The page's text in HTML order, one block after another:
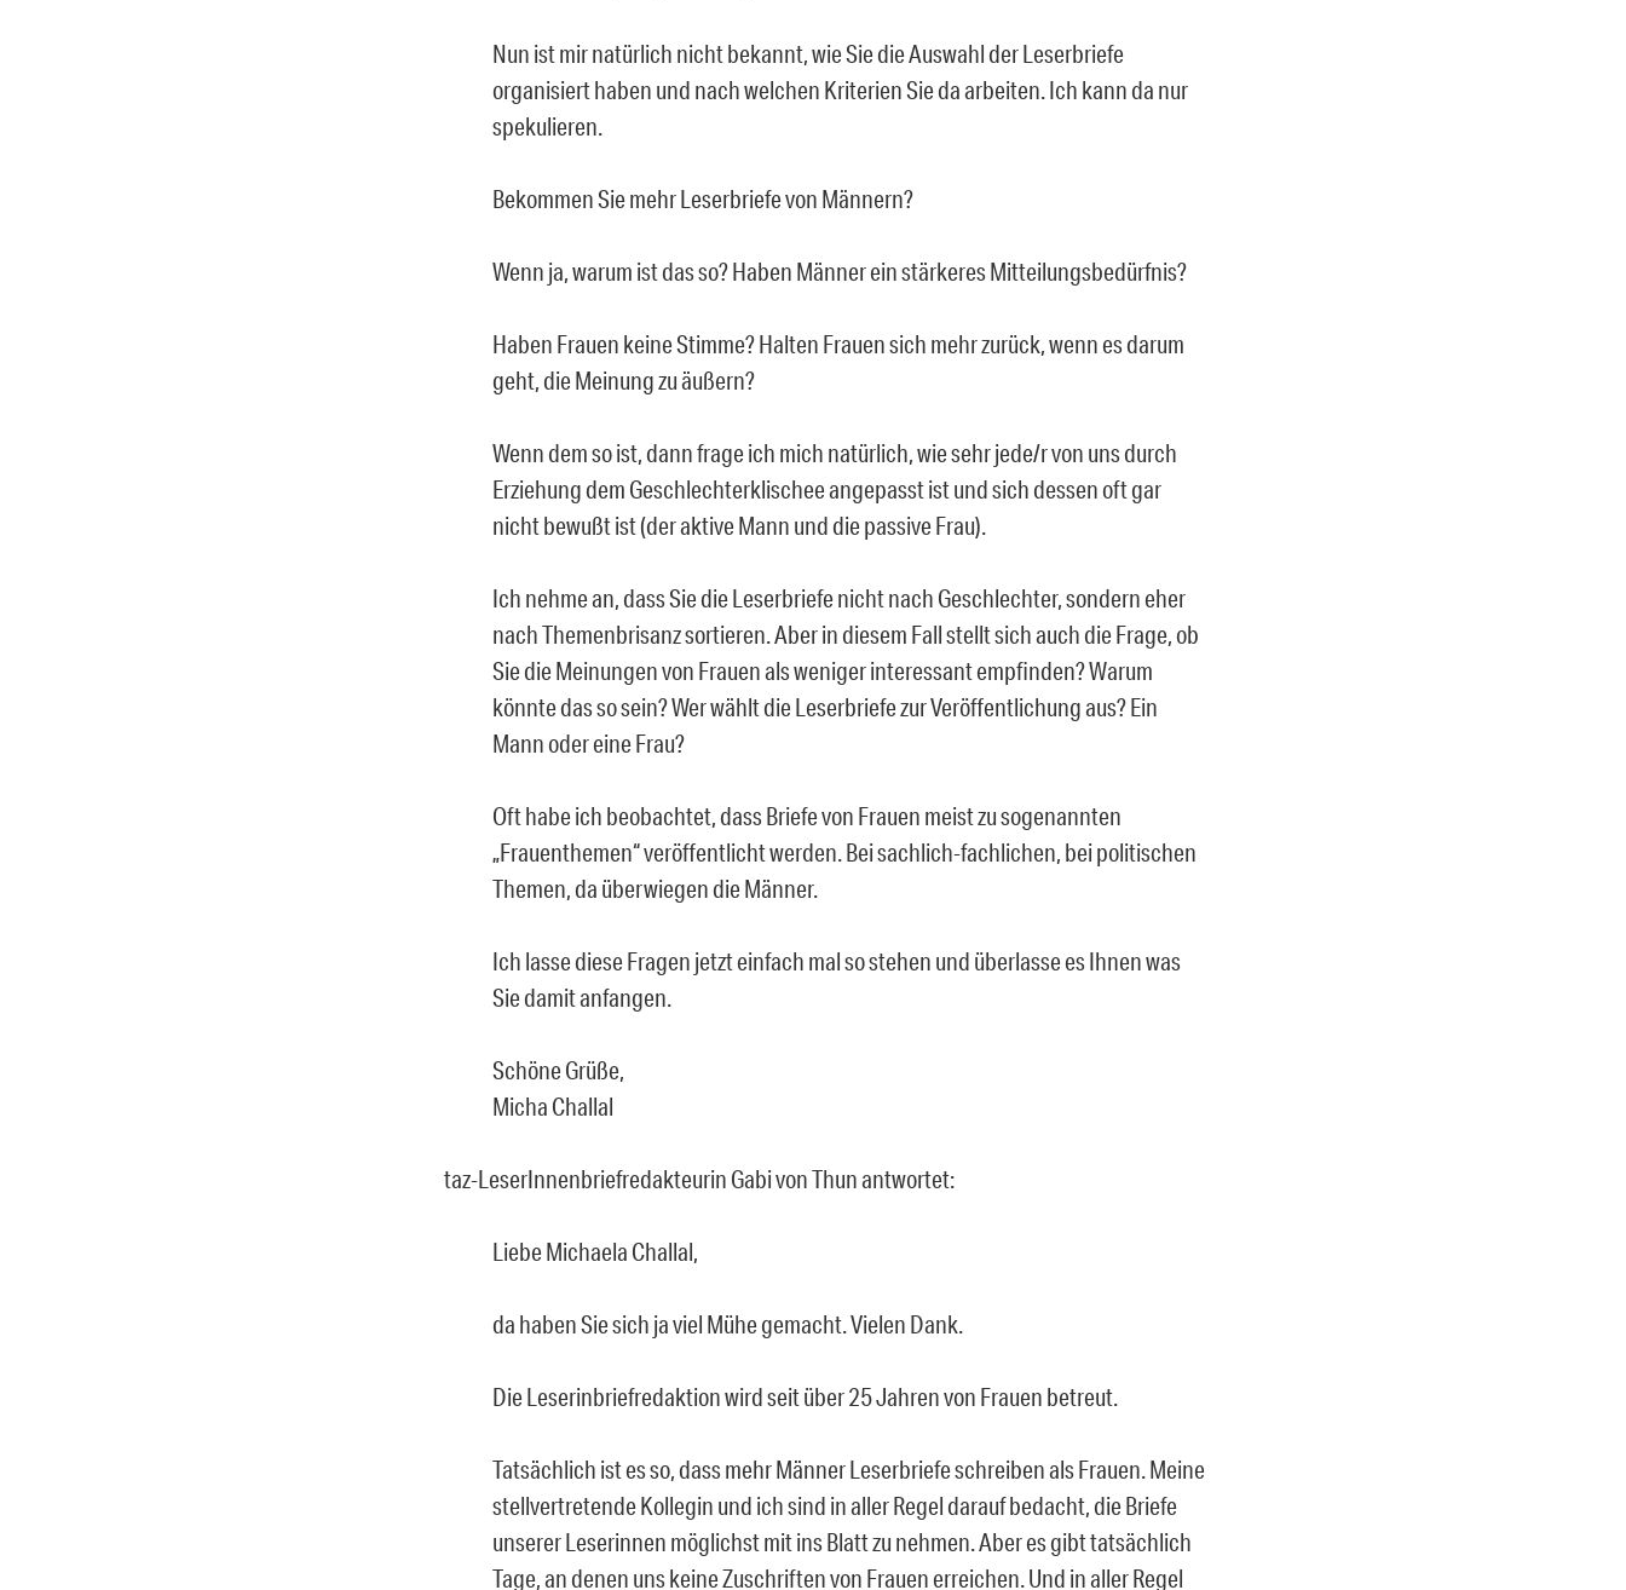
Nun ist mir natürlich nicht bekannt, wie Sie die Auswahl der Leserbriefe
organisiert haben und nach welchen Kriterien Sie da arbeiten. Ich kann da nur
spekulieren.
Bekommen Sie mehr Leserbriefe von Männern?
Wenn ja, warum ist das so? Haben Männer ein stärkeres Mitteilungsbedürfnis?
Haben Frauen keine Stimme? Halten Frauen sich mehr zurück, wenn es darum
geht, die Meinung zu äußern?
Wenn dem so ist, dann frage ich mich natürlich, wie sehr jede/r von uns durch
Erziehung dem Geschlechterklischee angepasst ist und sich dessen oft gar
nicht bewußt ist (der aktive Mann und die passive Frau).
Ich nehme an, dass Sie die Leserbriefe nicht nach Geschlechter, sondern eher
nach Themenbrisanz sortieren. Aber in diesem Fall stellt sich auch die Frage, ob
Sie die Meinungen von Frauen als weniger interessant empfinden? Warum
könnte das so sein? Wer wählt die Leserbriefe zur Veröffentlichung aus? Ein
Mann oder eine Frau?
Oft habe ich beobachtet, dass Briefe von Frauen meist zu sogenannten
„Frauenthemen“ veröffentlicht werden. Bei sachlich-fachlichen, bei politischen
Themen, da überwiegen die Männer.
Ich lasse diese Fragen jetzt einfach mal so stehen und überlasse es Ihnen was
Sie damit anfangen.
Schöne Grüße,
Micha Challal
taz-LeserInnenbriefredakteurin Gabi von Thun antwortet:
Liebe Michaela Challal,
da haben Sie sich ja viel Mühe gemacht. Vielen Dank.
Die Leserinbriefredaktion wird seit über 25 Jahren von Frauen betreut.
Tatsächlich ist es so, dass mehr Männer Leserbriefe schreiben als Frauen. Meine
stellvertretende Kollegin und ich sind in aller Regel darauf bedacht, die Briefe
unserer Leserinnen möglichst mit ins Blatt zu nehmen. Aber es gibt tatsächlich
Tage, an denen uns keine Zuschriften von Frauen erreichen. Und in aller Regel